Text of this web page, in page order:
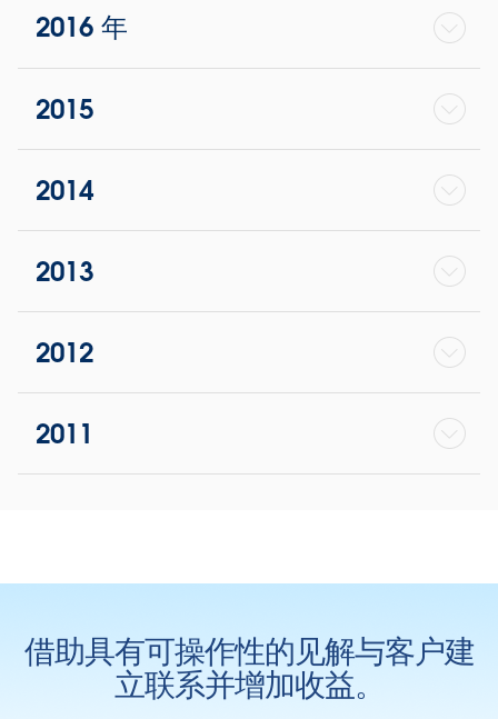
2016 年
2015
2014
2013
2012
2011
借助具有可操作性的见解与客户建
立联系并增加收益。